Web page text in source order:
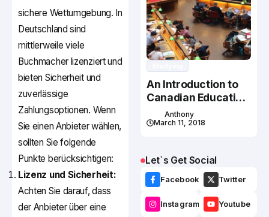
sichere Wettumgebung. In
Deutschland sind
mittlerweile viele
Buchmacher lizenziert und
bieten Sicherheit und
zuverlässige
Zahlungsoptionen. Wenn
Sie einen Anbieter wählen,
sollten Sie folgende
Punkte berücksichtigen:
Lizenz und Sicherheit:
Achten Sie darauf, dass
der Anbieter über eine
An Introduction to
Canadian Education
System
Anthony
March 11, 2018
Let`s Get Social
Facebook Twitter
Instagram Youtube